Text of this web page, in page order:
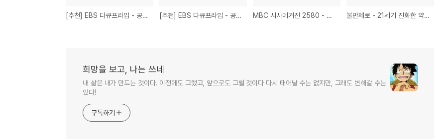
[추천] EBS 다큐프라임 - 공부의 왕도 - <제3부> 똑똑한 학습자가 될 수 있다 [추천] EBS 다큐프라임 - 공부의 왕도 - <제2부> 정서가 학습을 지속시킨다 MBC 시사메거진 2580 - 인간경영, 자동차 블랙박스, 도박천국 불만제로 - 21세기 진화한 약장사, 홍보관, 소비자가 기가 막혀 - 에어컨
희망을 보고, 나는 쓰네
내 삶은 내가 만드는 것이다. 이전에도 그랬고, 앞으로도 그럴 것이다 다시 태어날 수는 없지만, 그래도 변해갈 수는
있다!
구독하기